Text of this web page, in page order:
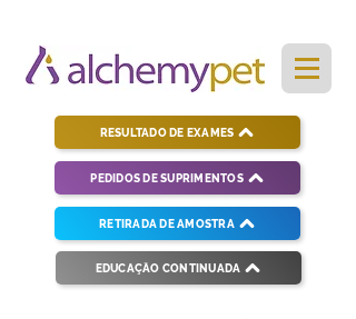
PEDIDOS DE SUPRIMENTOS
RESULTADO DE EXAMES
RETIRADA DE AMOSTRA
EDUCAÇÃO CONTINUADA